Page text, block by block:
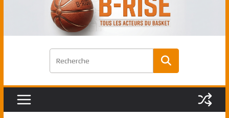
Antetokounmpo triomphent, le Greek
Freek élu MVP
Shai Gilgeous-Alexander : son premier
match à plus de 40 points en NBA, le
Pau Gasol dans l’histoire en 2002 :
premier européen sacré Rookie de
Rudy Gobert, deuxième Français élu